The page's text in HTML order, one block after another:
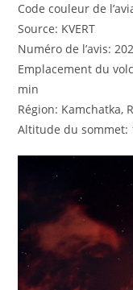
Code couleur de
Source: KVERT
Numéro de l’avis:
Emplacement du
min
Région: Kamchatka,
Altitude du sommet: